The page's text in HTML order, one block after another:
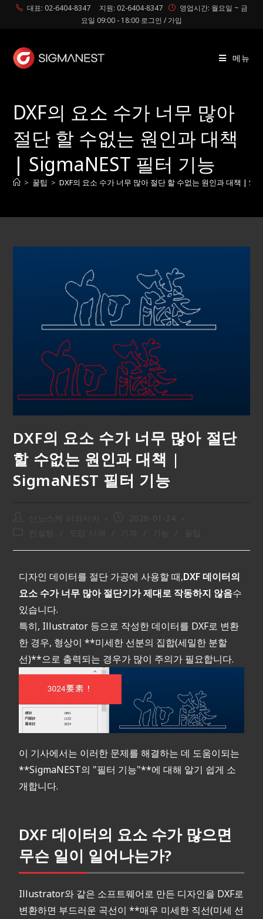
대표: 02-6404-8347 지원: 02-6404-8347
영업시간: 월요일 ~ 금
요일 09:00 - 18:00 로그인 / 가입
메뉴
DXF의 요소 수가 너무 많아
절단 할 수없는 원인과 대책
| SigmaNEST 필터 기능
> 꿀팁 > DXF의 요소 수가 너무 많아 절단 할 수없는 원인과 대책 |
DXF의 요소 수가 너무 많아 절단
할 수없는 원인과 대책 |
SigmaNEST 필터 기능
디자인 데이터를 절단 가공에 사용할 때,DXF 데이터의
요소 수가 너무 많아 절단기가 제대로 작동하지 않음수
있습니다.
특히, Illustrator 등으로 작성한 데이터를 DXF로 변환
한 경우, 형상이 **미세한 선분의 집합(세밀한 분할
선)**으로 출력되는 경우가 많이 주의가 필요합니다.
이 기사에서는 이러한 문제를 해결하는 데 도움이되는
**SigmaNEST의 "필터 기능"**에 대해 알기 쉽게 소
개합니다.
DXF 데이터의 요소 수가 많으면
무슨 일이 일어나는가?
Illustrator와 같은 소프트웨어로 만든 디자인을 DXF로
변환하면 부드러운 곡선이 **매우 미세한 직선(미세 선